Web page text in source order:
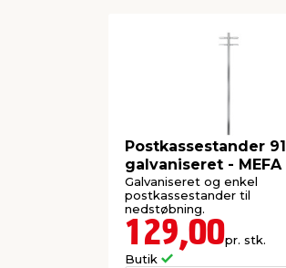
Postkassestander 91
galvaniseret - MEFA
Galvaniseret og enkel
postkassestander til
nedstøbning.
129,00pr. stk.
Butik